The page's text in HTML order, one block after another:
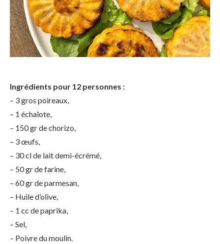
Ingrédients pour 12 personnes :
– 3 gros poireaux,
– 1 échalote,
– 150 gr de chorizo,
– 3 œufs,
– 30 cl de lait demi-écrémé,
– 50 gr de farine,
– 60 gr de parmesan,
– Huile d’olive,
– 1 cc de paprika,
– Sel,
– Poivre du moulin.